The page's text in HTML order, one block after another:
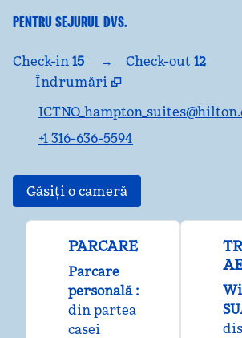
PENTRU SEJURUL DVS.
Check-in 15 → Check-out 12
Îndrumări
Deschide o filă nouă
+1 316-636-5594
Găsiți o cameră
PARCARE
Parcare
personală :
din partea
casei